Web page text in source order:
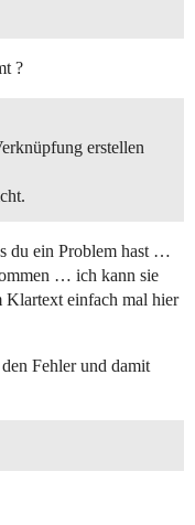
?
erstellen
du ein Problem hast …
… ich kann sie
Klartext einfach mal hier
Fehler und damit